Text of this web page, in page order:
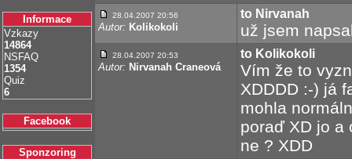
Informace
Vzkazy
14864
NSFAQ
1354
Quiz
6
Facebook
Sponzoring
28.04.2007 20:56
Autor: Kolikokoli
to Nirvanah
už jsem
28.04.2007 20:53
Autor: Nirvanah Craneová
to Kolikokoli
Vím že to
XDDDD :-) já
mohla
poraď XD jo a
ne ? XDD